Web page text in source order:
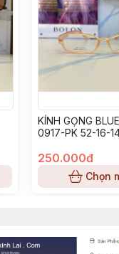
KÍNH GỌNG
0917-PK 52-16-
250.000đ
Chọn